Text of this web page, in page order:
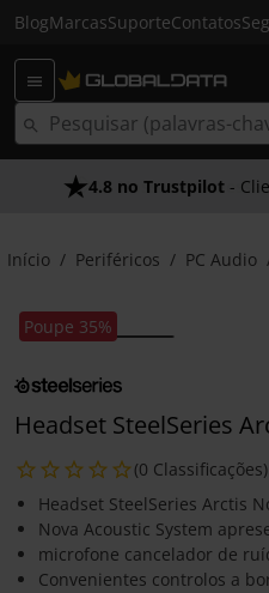
BlogMarcasSuporteContatos
4.8 no Trustpilot -
Início Periféricos PC Audio
Poupe 35%
Headset SteelSeries
(0 Classificações)
Headset SteelSeries Arctis
Nova Acoustic System
microfone cancelador de
Convenientes controlos a